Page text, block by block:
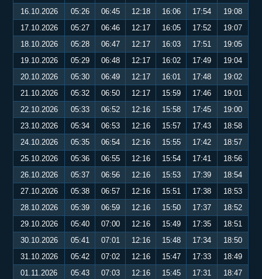
16.10.2026
05:26 06:45 12:18 16:06 17:54
19:08
17.10.2026
05:27 06:46 12:17 16:05 17:52
19:07
18.10.2026
05:28 06:47 12:17 16:03 17:51
19:05
19.10.2026
05:29 06:48 12:17 16:02 17:49
19:04
20.10.2026
05:30 06:49 12:17 16:01 17:48
19:02
21.10.2026
05:32 06:50 12:17 15:59 17:46
19:01
22.10.2026
05:33 06:52 12:16 15:58 17:45
19:00
23.10.2026
05:34 06:53 12:16 15:57 17:43
18:58
24.10.2026
05:35 06:54 12:16 15:55 17:42
18:57
25.10.2026
05:36 06:55 12:16 15:54 17:41
18:56
26.10.2026
05:37 06:56 12:16 15:53 17:39
18:54
27.10.2026
05:38 06:57 12:16 15:51 17:38
18:53
28.10.2026
05:39 06:59 12:16 15:50 17:37
18:52
29.10.2026
05:40 07:00 12:16 15:49 17:35
18:51
30.10.2026
05:41 07:01 12:16 15:48 17:34
18:50
31.10.2026
05:42 07:02 12:16 15:47 17:33
18:49
01.11.2026
05:43 07:03 12:16 15:45 17:31 18:47